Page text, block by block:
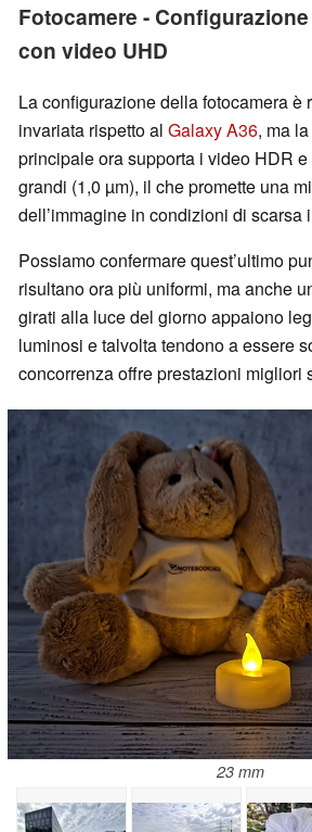
Fotocamere -
con video UHD
La configurazione della fotocamera è
invariata rispetto al Galaxy A36, ma
principale ora supporta i video HDR
grandi (1,0 µm), il che promette una
dell’immagine in condizioni di scarsa
Possiamo confermare quest’ultimo
risultano ora più uniformi, ma anche
girati alla luce del giorno appaiono
luminosi e talvolta tendono a essere
concorrenza offre prestazioni migliori
23 mm